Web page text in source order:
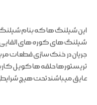
این شیلنگ ها که بنام
شیلنگ های کوره های القایی
جریان در خنک سازی قطعات
عایق میباشند تحت هیچ شرایطی